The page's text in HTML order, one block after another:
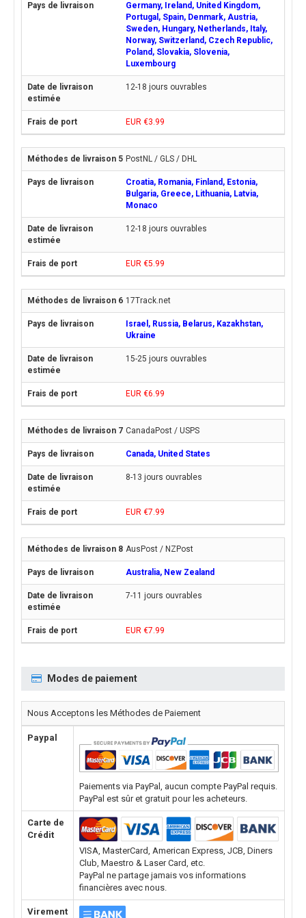
Germany, Ireland, United Kingdom,
Portugal, Spain, Denmark, Austria,
Sweden, Hungary, Netherlands, Italy,
Norway, Switzerland, Czech Republic,
Poland, Slovakia, Slovenia,
Luxembourg
12-18 jours ouvrables
EUR €3.99
PostNL / GLS / DHL
Croatia, Romania, Finland, Estonia,
Bulgaria, Greece, Lithuania, Latvia,
Monaco
12-18 jours ouvrables
EUR €5.99
17Track.net
Israel, Russia, Belarus, Kazakhstan,
Ukraine
15-25 jours ouvrables
EUR €6.99
CanadaPost / USPS
Canada, United States
8-13 jours ouvrables
EUR €7.99
AusPost / NZPost
Australia, New Zealand
7-11 jours ouvrables
EUR €7.99
Modes de paiement
Nous Acceptons les Méthodes de Paiement
Paypal
Paiements via PayPal, aucun compte PayPal requis.
PayPal est sûr et gratuit pour les acheteurs.
Carte de
Crédit
VISA, MasterCard, American Express, JCB, Diners
Club, Maestro & Laser Card, etc.
PayPal ne partage jamais vos informations
financières avec nous.
Virement